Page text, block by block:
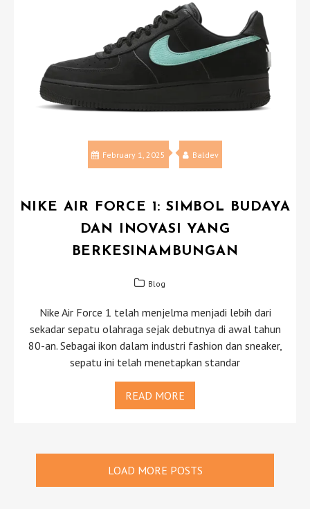
February 1, 2025 Baldev
NIKE AIR FORCE 1: SIMBOL BUDAYA
DAN INOVASI YANG
BERKESINAMBUNGAN
Blog
Nike Air Force 1 telah menjelma menjadi lebih dari
sekadar sepatu olahraga sejak debutnya di awal tahun
80-an. Sebagai ikon dalam industri fashion dan sneaker,
sepatu ini telah menetapkan standar
READ MORE
LOAD MORE POSTS